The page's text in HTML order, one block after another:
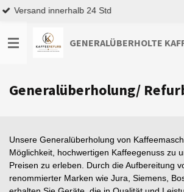
Zum
springen
Generalüberholung/
Unsere Generalüberholung von
Möglichkeit, hochwertigen Kaffeegenuss zu
Preisen zu erleben. Durch die Aufbereitung
renommierter Marken wie Jura, Siemens,